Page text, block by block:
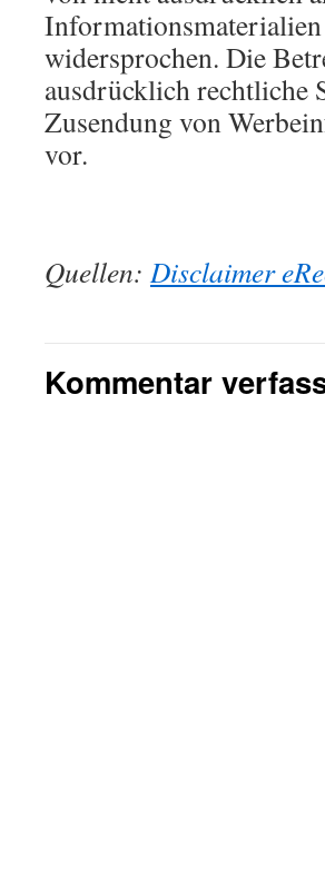
widersprochen. Die
ausdrücklich rechtliche
Zusendung von
vor.
Quellen:Disclaimer
Kommentar